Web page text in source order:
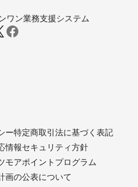
ワン業務支援システム
ー特定商取引法に基づく表記
情報セキュリティ方針
モアポイントプログラム
画の公表について